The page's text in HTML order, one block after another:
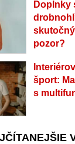
Doplnky
pozor?
šport:
s